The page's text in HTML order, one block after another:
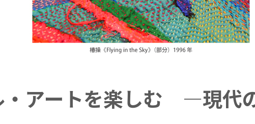
・アートを楽しむ ―現代